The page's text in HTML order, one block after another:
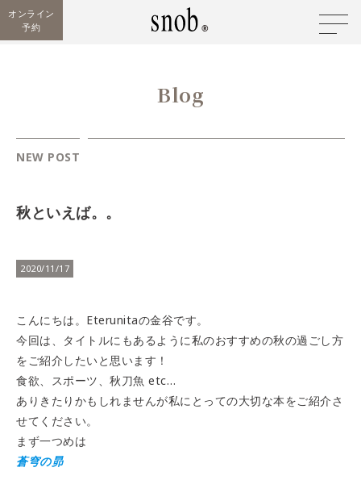
オンライン
予約
Blog
NEW POST
秋といえば。。
2020/11/17
こんにちは。Eterunitaの金谷です。
今回は、タイトルにもあるように私のおすすめの秋の過ごし方
をご紹介したいと思います！
食欲、スポーツ、秋刀魚 etc…
ありきたりかもしれませんが私にとっての大切な本をご紹介さ
せてください。
まず一つめは
蒼穹の昴